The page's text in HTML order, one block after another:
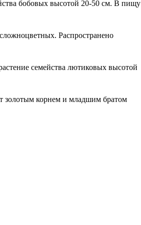
бобовых вы­сотой 20-50 см. В пищу
Распространено
семейства лютико­вых высотой
золотым корнем и младшим братом